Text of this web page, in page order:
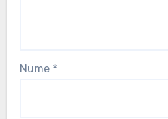
Nume *